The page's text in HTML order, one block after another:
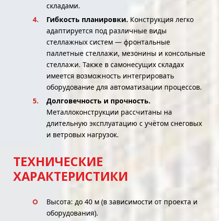
складами.
Гибкость планировки. Конструкция легко
адаптируется под различные виды
стеллажных систем — фронтальные
паллетные стеллажи, мезонины и консольные
стеллажи. Также в самонесущих складах
имеется возможность интегрировать
оборудование для автоматизации процессов.
Долговечность и прочность.
Металлоконструкции рассчитаны на
длительную эксплуатацию с учётом снеговых
и ветровых нагрузок.
ТЕХНИЧЕСКИЕ
ХАРАКТЕРИСТИКИ
Высота: до 40 м (в зависимости от проекта и
оборудования).